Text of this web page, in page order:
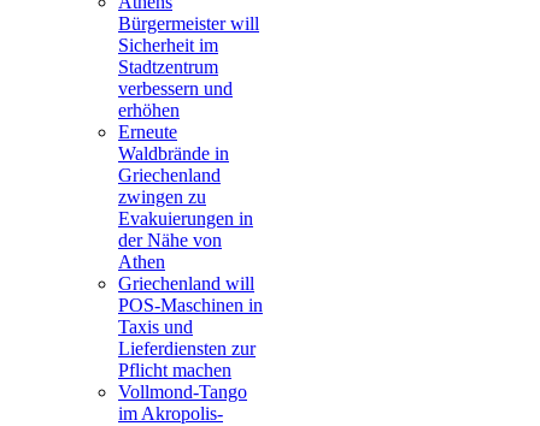
Bürgermeister will
Sicherheit im
Stadtzentrum
verbessern und
erhöhen
Erneute
Waldbrände in
Griechenland
zwingen zu
Evakuierungen in
der Nähe von
Athen
Griechenland will
POS-Maschinen in
Taxis und
Lieferdiensten zur
Pflicht machen
Vollmond-Tango
im Akropolis-